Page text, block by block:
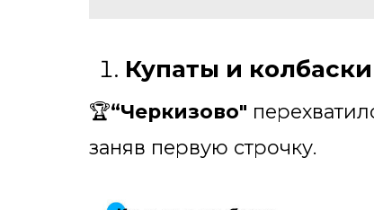
Купаты и колбаски
🏆“Черкизово"
заняв первую строчку.